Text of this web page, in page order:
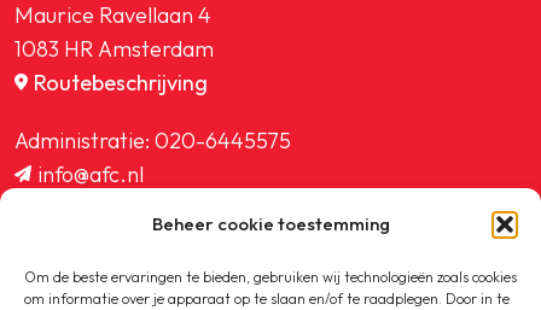
Beheer cookie toestemming
Om de beste ervaringen te bieden, gebruiken wij technologieën zoals cookies
om informatie over je apparaat op te slaan en/of te raadplegen. Door in te
Maurice Ravellaan 4
1083 HR Amsterdam
Routebeschrijving
Administratie: 020-6445575
info@afc.nl
ledenadministratie@afc.nl